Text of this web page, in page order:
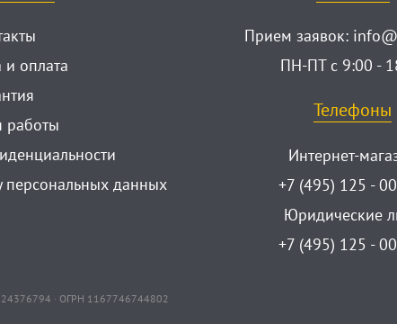
и оплата
работы
персональных данных
Прием заявок:
ПН-ПТ с 9:00 -
Телефоны
Интернет-
+7 (495) 125 -
Юридические
+7 (495) 125 -
· ОГРН 1167746744802